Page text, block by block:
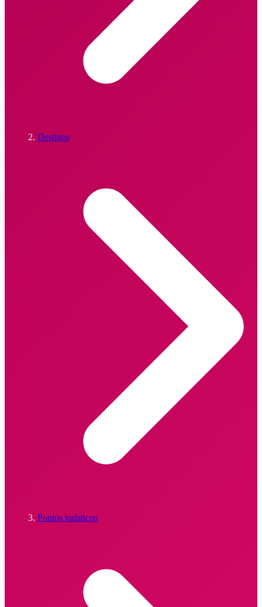
Destinos
Pontos turísticos